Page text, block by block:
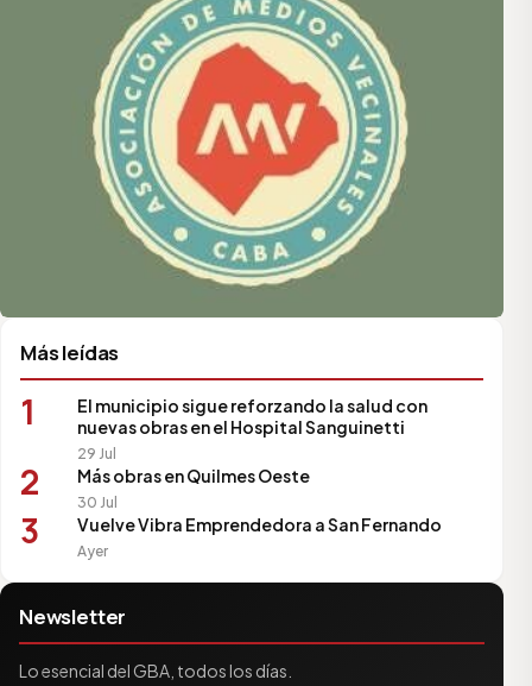
Más leídas
1
El municipio sigue reforzando la salud con
nuevas obras en el Hospital Sanguinetti
29 Jul
2 Más obras en Quilmes Oeste
30 Jul
3 Vuelve Vibra Emprendedora a San Fernando
Ayer
Newsletter
Lo esencial del GBA, todos los días.